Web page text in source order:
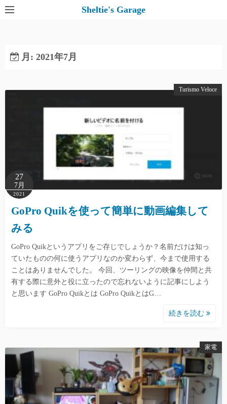
コ
Sheltie's Garage
月: 2021年7月
Turismo Veloce
27
7月
2021
GoPro Quikを使って簡単に動画編集して
みる
GoPro Quikというアプリをご存じでしょうか？名前だけは知っ
ていたものの何に使うアプリなのか変わらず、今まで使用する
ことはありませんでした。 今回、ツーリングの映像を仲間と共
有する際に意外と役に立ったので忘れないように記事にしよう
と思います GoPro Quikとは GoPro QuikとはG…
続きを読む
家電